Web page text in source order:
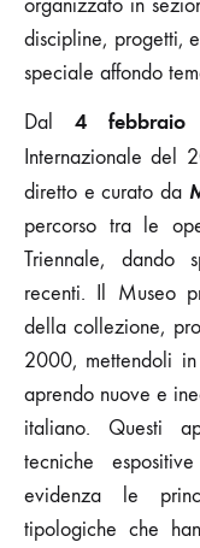
organizzato in
discipline, progetti,
speciale affondo
Dal4
Internazionale del
diretto e curato da
percorso tra le
Triennale, dando
recenti. Il Museo
della collezione,
2000, mettendoli
aprendo nuove e
italiano. Questi
tecniche
evidenza le
tipologiche che